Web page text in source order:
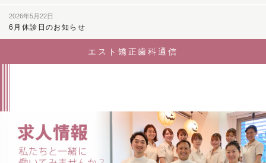
2026年5月22日
6月休診日のお知らせ
エスト矯正歯科通信